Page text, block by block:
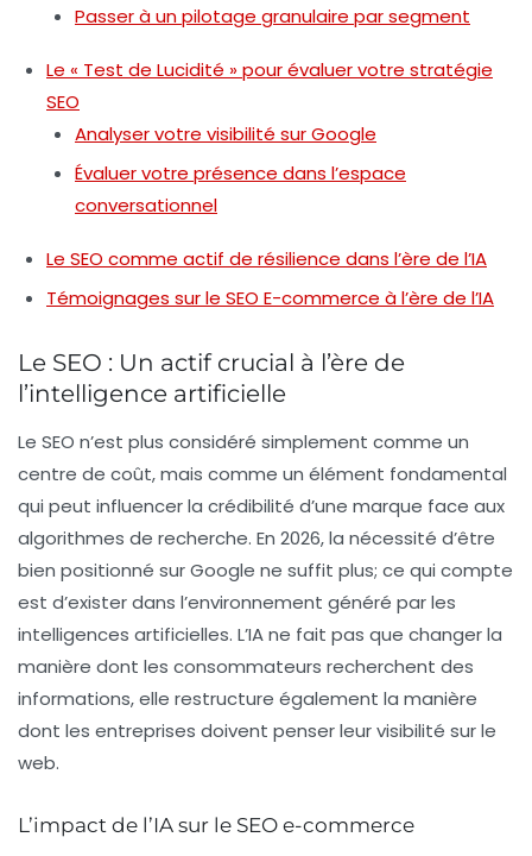
Passer à un pilotage granulaire par segment
Le « Test de Lucidité » pour évaluer votre stratégie
SEO
Analyser votre visibilité sur Google
Évaluer votre présence dans l’espace
conversationnel
Le SEO comme actif de résilience dans l’ère de l’IA
Témoignages sur le SEO E-commerce à l’ère de l’IA
Le SEO : Un actif crucial à l’ère de
l’intelligence artificielle
Le SEO n’est plus considéré simplement comme un
centre de coût, mais comme un élément fondamental
qui peut influencer la crédibilité d’une marque face aux
algorithmes de recherche. En 2026, la nécessité d’être
bien positionné sur Google ne suffit plus; ce qui compte
est d’exister dans l’environnement généré par les
intelligences artificielles. L’IA ne fait pas que changer la
manière dont les consommateurs recherchent des
informations, elle restructure également la manière
dont les entreprises doivent penser leur visibilité sur le
web.
L’impact de l’IA sur le SEO e-commerce